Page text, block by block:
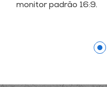
monitor padrão 16:9.